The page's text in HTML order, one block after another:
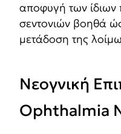
αποφυγή των ίδιων
σεντονιών βοηθά
μετάδοση της
Νεογνική
Ophthalmia